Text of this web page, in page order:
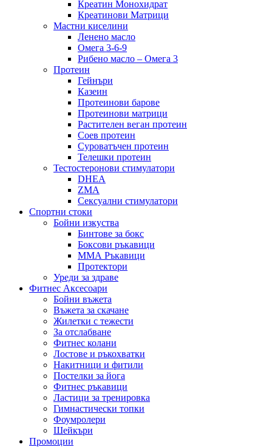
Креатин Монохидрат
Креатинови Матрици
Мастни киселини
Ленено масло
Омега 3-6-9
Рибено масло – Омега 3
Протеин
Гейнъри
Казеин
Протеинови барове
Протеинови матрици
Растителен веган протеин
Соев протеин
Суроватъчен протеин
Телешки протеин
Тестостеронови стимулатори
DHEA
ZMA
Сексуални стимулатори
Спортни стоки
Бойни изкуства
Бинтове за бокс
Боксови ръкавици
ММА Ръкавици
Протектори
Уреди за здраве
Фитнес Аксесоари
Бойни въжета
Въжета за скачане
Жилетки с тежести
За отслабване
Фитнес колани
Лостове и ръкохватки
Накитници и фитили
Постелки за йога
Фитнес ръкавици
Ластици за тренировка
Гимнастически топки
Фоумролери
Шейкъри
Промоции